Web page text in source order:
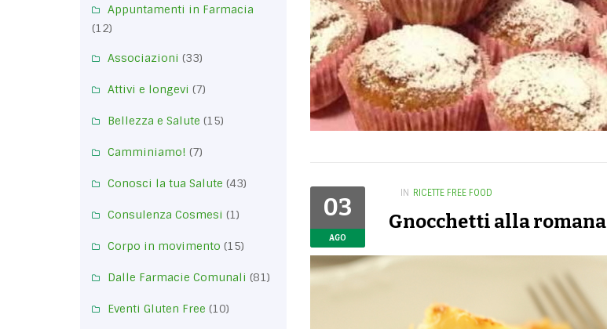
Appuntamenti in Farmacia
(12)
Associazioni (33)
Attivi e longevi (7)
Bellezza e Salute (15)
Camminiamo! (7)
Conosci la tua Salute (43)
Consulenza Cosmesi (1)
Corpo in movimento (15)
Dalle Farmacie Comunali (81)
Eventi Gluten Free (10)
03
AGO
IN RICETTE FREE FOOD
Gnocchetti alla romana